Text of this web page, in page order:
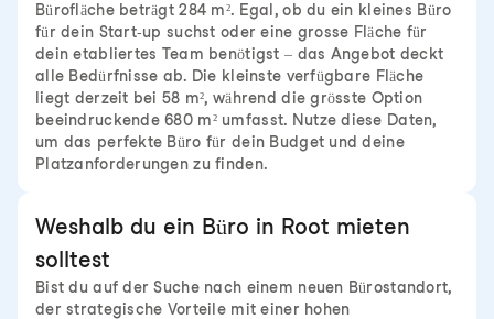
Bürofläche beträgt 284 m². Egal, ob du ein kleines Büro
für dein Start-up suchst oder eine grosse Fläche für
dein etabliertes Team benötigst – das Angebot deckt
alle Bedürfnisse ab. Die kleinste verfügbare Fläche
liegt derzeit bei 58 m², während die grösste Option
beeindruckende 680 m² umfasst. Nutze diese Daten,
um das perfekte Büro für dein Budget und deine
Platzanforderungen zu finden.
Weshalb du ein Büro in Root mieten
solltest
Bist du auf der Suche nach einem neuen Bürostandort,
der strategische Vorteile mit einer hohen